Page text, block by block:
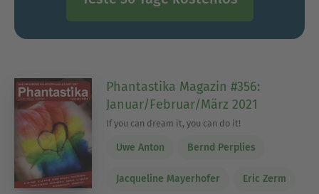
Phantastika Magazin #356:
Januar/Februar/März 2021
If you can dream it, you can do it!
Uwe Anton Bernd Perplies
Jacqueline Mayerhofer Eric Zerm